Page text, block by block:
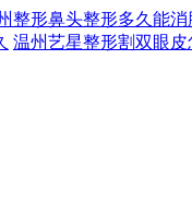
整形鼻头整形多久能消
温州艺星整形割双眼皮